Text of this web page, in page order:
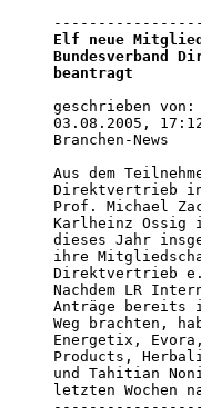
Elf neue
Bundesverband
beantragt
geschrieben
03.08.2005,
Branchen-News
Aus dem
Direktvertrieb
Prof. Michael
Karlheinz
dieses Jahr
ihre
Direktvertrieb
Nachdem LR
Anträge bereits
Weg brachten,
Energetix,
Products,
und Tahitian
letzten Wochen